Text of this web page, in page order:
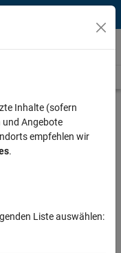
Inhalte (sofern
Angebote
empfehlen wir
.
Liste auswählen: